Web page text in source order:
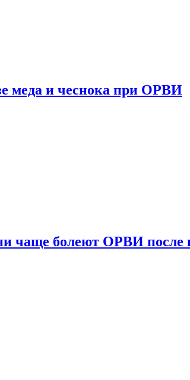
меда и чеснока при ОРВИ
чаще болеют ОРВИ после